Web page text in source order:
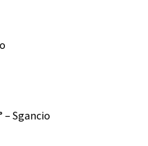
– Sgancio